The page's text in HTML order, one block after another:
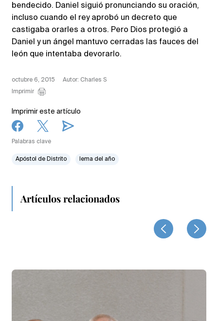
bendecido. Daniel siguió pronunciando su oración,
incluso cuando el rey aprobó un decreto que
castigaba orarles a otros. Pero Dios protegió a
Daniel y un ángel mantuvo cerradas las fauces del
león que intentaba devorarlo.
octubre 6, 2015
Autor: Charles S
Imprimir
Imprimir este artículo
Palabras clave
Apóstol de Distrito lema del año
Artículos relacionados